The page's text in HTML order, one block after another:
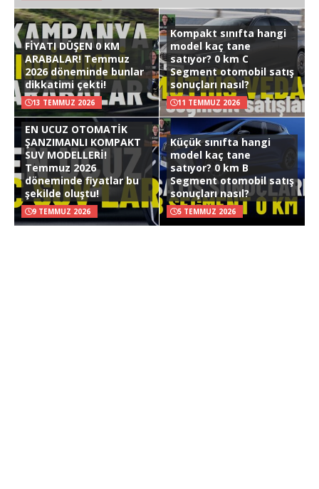
FİYATI DÜŞEN 0 KM
ARABALAR! Temmuz
2026 döneminde bunlar
dikkatimi çekti!
13 TEMMUZ 2026
Kompakt sınıfta hangi
model kaç tane
satıyor? 0 km C
Segment otomobil satış
sonuçları nasıl?
11 TEMMUZ 2026
EN UCUZ OTOMATİK
ŞANZIMANLI KOMPAKT
SUV MODELLERİ!
Temmuz 2026
döneminde fiyatlar bu
şekilde oluştu!
9 TEMMUZ 2026
Küçük sınıfta hangi
model kaç tane
satıyor? 0 km B
Segment otomobil satış
sonuçları nasıl?
5 TEMMUZ 2026